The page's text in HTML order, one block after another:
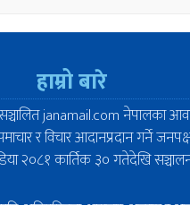
हाम्रो बारे
सञ्चालित janamail.com नेपालका
र विचार आदानप्रदान गर्ने
२०८१ कार्तिक ३० गतेदेखि